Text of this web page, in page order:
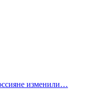
изменили…